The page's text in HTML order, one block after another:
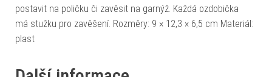
postavit na poličku či zavěsit na garnýž. Každá ozdobička
má stužku pro zavěšení. Rozměry: 9 × 12,3 × 6,5 cm Materiál:
plast